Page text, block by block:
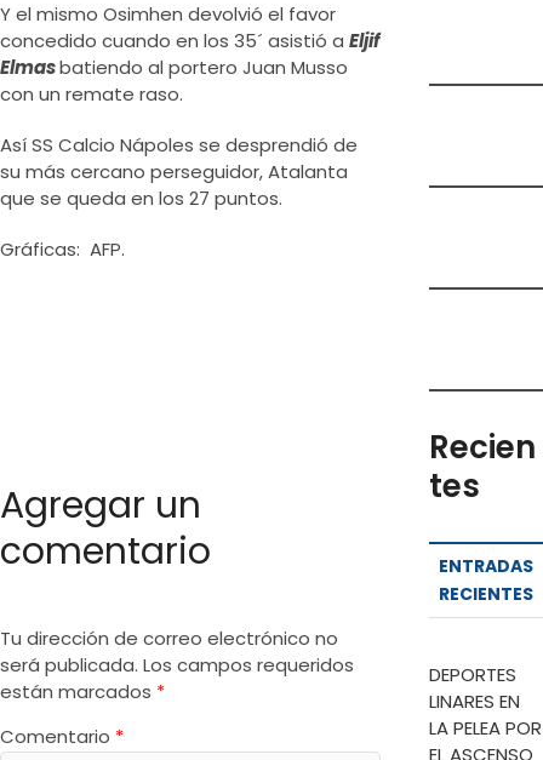
Y el mismo Osimhen devolvió el favor
concedido cuando en los 35´ asistió a Eljif
Elmasbatiendo al portero Juan Musso
con un remate raso.
Así SS Calcio Nápoles se desprendió de
su más cercano perseguidor, Atalanta
que se queda en los 27 puntos.
Gráficas: AFP.
Agregar un
comentario
Tu dirección de correo electrónico no
será publicada. Los campos requeridos
están marcados *
Comentario *
Recien
tes
ENTRADAS
RECIENTES
DEPORTES
LINARES EN
LA PELEA POR
EL ASCENSO